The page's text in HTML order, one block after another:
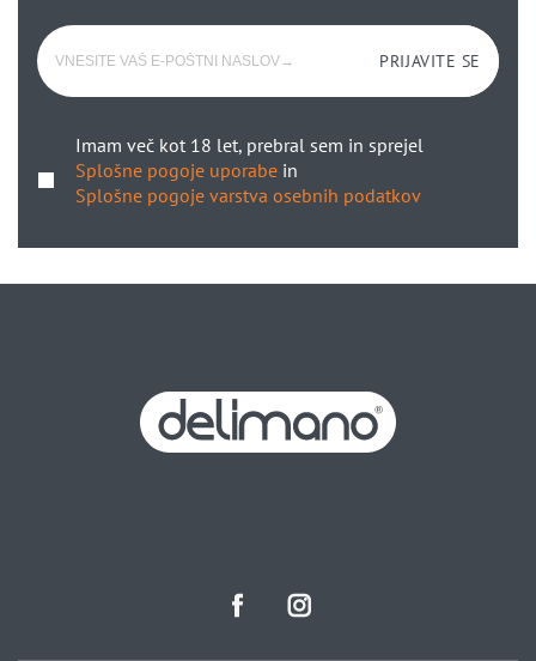
PRIJAVITE SE
Imam več kot 18 let, prebral sem in sprejel
Splošne pogoje uporabe in
Splošne pogoje varstva osebnih podatkov